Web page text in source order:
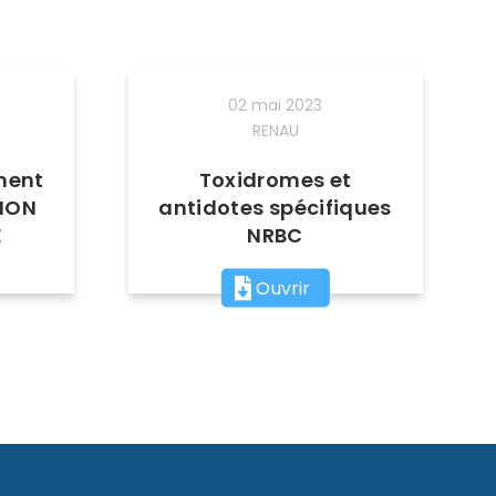
02 mai 2023
RENAU
Toxidromes et
antidotes spécifiques
NRBC
Ouvrir